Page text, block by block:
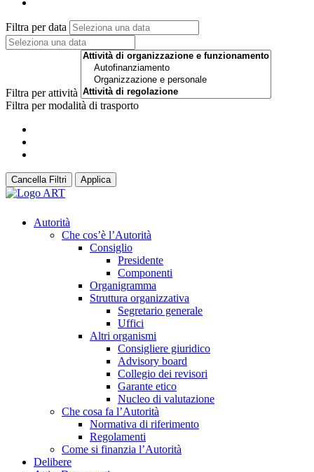
Filtra per data
Filtra per attività
Filtra per modalità di trasporto
Cancella Filtri Applica
Autorità
Che cos’è l’Autorità
Consiglio
Presidente
Componenti
Organigramma
Struttura organizzativa
Segretario generale
Uffici
Altri organismi
Consigliere giuridico
Advisory board
Collegio dei revisori
Garante etico
Nucleo di valutazione
Che cosa fa l’Autorità
Normativa di riferimento
Regolamenti
Come si finanzia l’Autorità
Delibere